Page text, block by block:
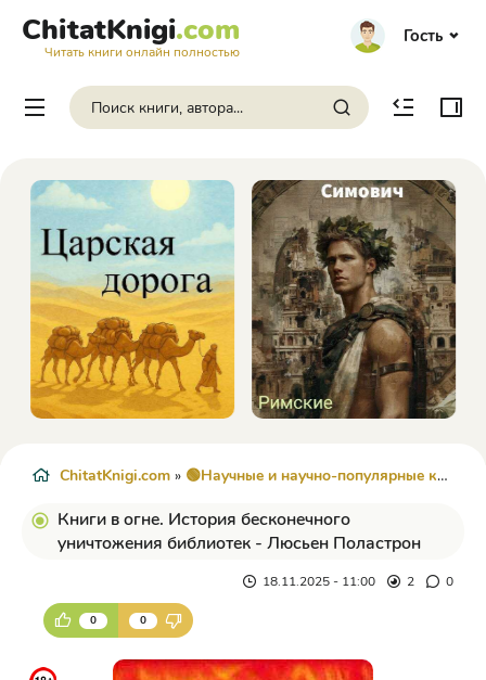
ChitatKnigi.com
Читать книги онлайн полностью
Гость
ChitatKnigi.com » 🟢Научные и научно-популярные книги
Книги в огне. История бесконечного
уничтожения библиотек - Люсьен Поластрон
18.11.2025 - 11:00 2 0
0 0